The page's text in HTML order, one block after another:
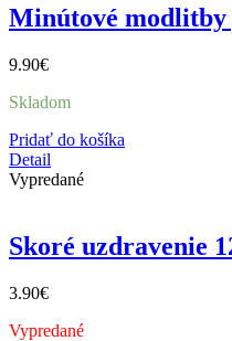
Minútové modlitby
9.90€
Skladom
Pridať do košíka
Detail
Vypredané
Skoré uzdravenie
3.90€
Vypredané